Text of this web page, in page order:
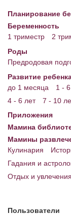
Планирование
Беременность
1 триместр
2
Роды
Предродовая
Развитие
до 1 месяца
1 -
4 - 6 лет
7 - 10
Приложения
Мамина
Мамины
Кулинария
Гадания и
Отдых и увлечения
Пользователи